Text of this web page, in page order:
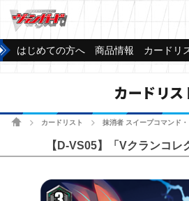
はじめての方へ 商品情報 カードリ
カードリス
ホームカードリスト 抹消者 スイープコマンド
【D-VS05】「Vクランコレ